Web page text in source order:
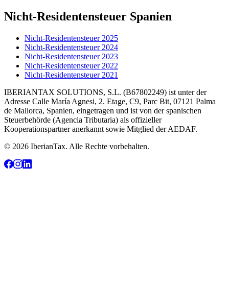
Nicht-Residentensteuer Spanien
Nicht-Residentensteuer 2025
Nicht-Residentensteuer 2024
Nicht-Residentensteuer 2023
Nicht-Residentensteuer 2022
Nicht-Residentensteuer 2021
IBERIANTAX SOLUTIONS, S.L. (B67802249) ist unter der
Adresse Calle María Agnesi, 2. Etage, C9, Parc Bit, 07121 Palma
de Mallorca, Spanien, eingetragen und ist von der spanischen
Steuerbehörde (Agencia Tributaria) als offizieller
Kooperationspartner anerkannt sowie Mitglied der AEDAF.
© 2026 IberianTax. Alle Rechte vorbehalten.